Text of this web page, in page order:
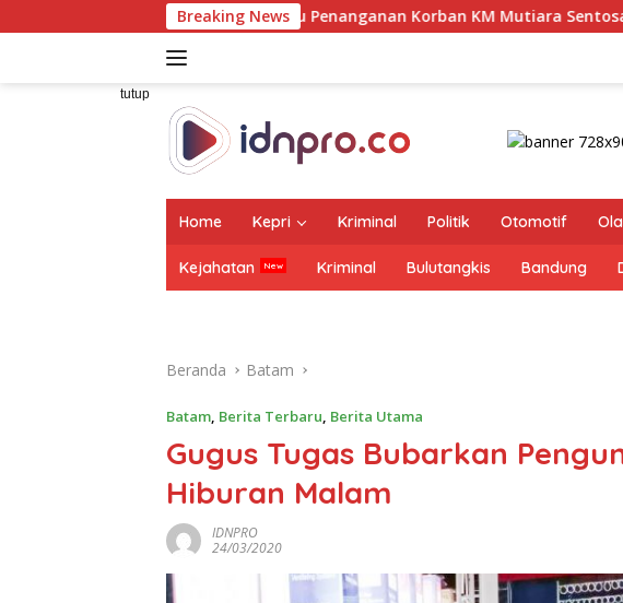
ke
Breaking News
Tinjau Penanganan Korban KM Mutiara Sentosa II di RS PHC Surabaya
tutup
Home Kepri Kriminal Politik Otomotif
Kejahatan Kriminal Bulutangkis Bandung
Beranda Batam
Batam, Berita Terbaru, Berita Utama
Gugus Tugas Bubarkan
Hiburan Malam
IDNPRO
24/03/2020